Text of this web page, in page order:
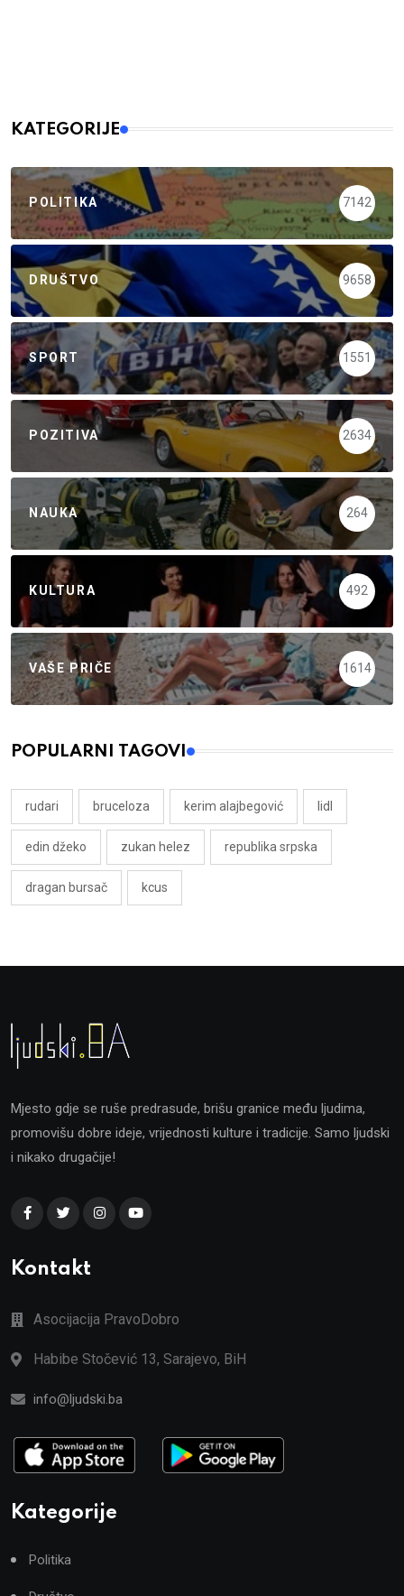
KATEGORIJE
POLITIKA 7142
DRUŠTVO 9658
SPORT 1551
POZITIVA 2634
NAUKA 264
KULTURA 492
VAŠE PRIČE 1614
POPULARNI TAGOVI
rudari bruceloza kerim alajbegović lidl
edin džeko zukan helez republika srpska
dragan bursač kcus
Mjesto gdje se ruše predrasude, brišu granice među ljudima,
promovišu dobre ideje, vrijednosti kulture i tradicije. Samo ljudski
i nikako drugačije!
Kontakt
Asocijacija PravoDobro
Habibe Stočević 13, Sarajevo, BiH
info@ljudski.ba
Kategorije
Politika